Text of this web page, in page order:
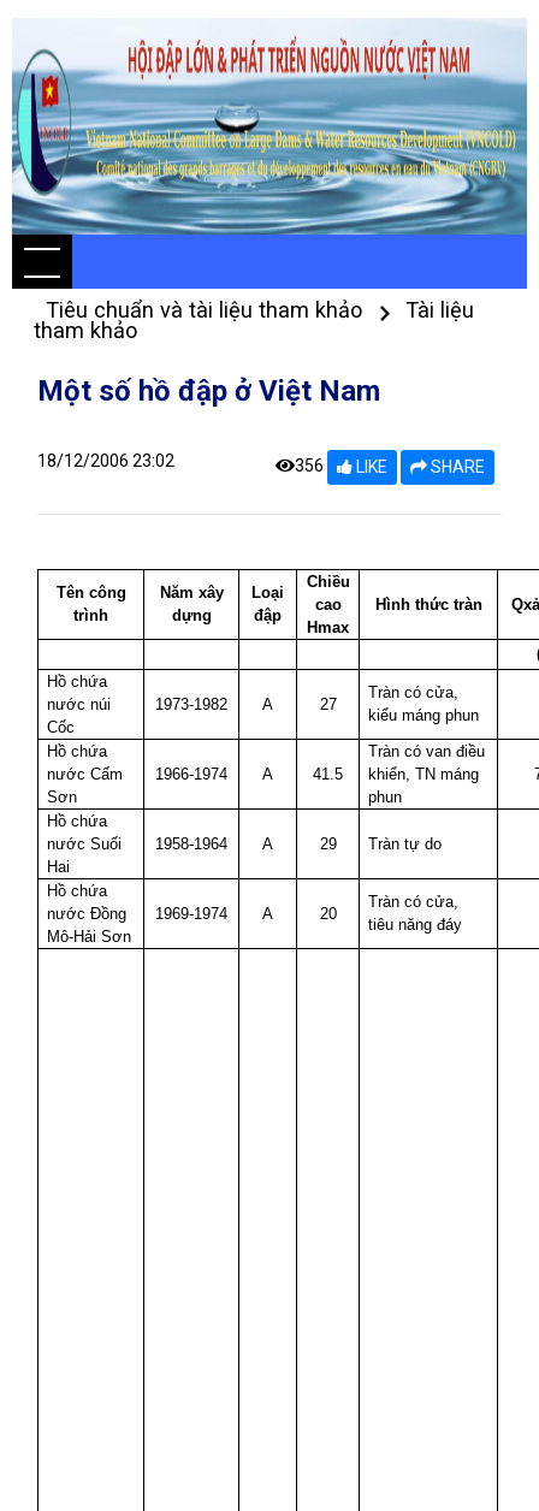
Tiêu chuẩn và tài liệu tham khảo
Tài liệu
tham khảo
Một số hồ đập ở Việt Nam
18/12/2006 23:02 356 LIKE SHARE
Tên công
trình
Năm xây
dựng
Loại
đập
Chiều
cao
Hmax
Hình thức tràn
Hồ chứa
nước núi
Cốc
1973-1982 A 27
Tràn có cửa,
kiểu máng phun
Hồ chứa
nước Cấm
Sơn
1966-1974 A 41.5
Tràn có van điều
khiển, TN máng
phun
Hồ chứa
nước Suối
Hai
1958-1964 A 29 Tràn tự do
Hồ chứa
nước Đồng
Mô-Hải Sơn
1969-1974 A 20
Tràn có cửa,
tiêu năng đáy